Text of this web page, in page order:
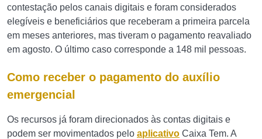
contestação pelos canais digitais e foram considerados
elegíveis e beneficiários que receberam a primeira parcela
em meses anteriores, mas tiveram o pagamento reavaliado
em agosto. O último caso corresponde a 148 mil pessoas.
Como receber o pagamento do auxílio
emergencial
Os recursos já foram direcionados às contas digitais e
podem ser movimentados pelo aplicativo Caixa Tem. A